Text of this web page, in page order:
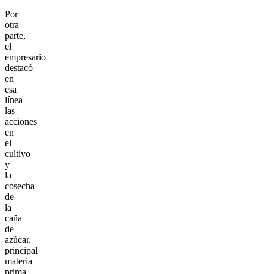
Por
otra
parte,
el
empresario
destacó
en
esa
línea
las
acciones
en
el
cultivo
y
la
cosecha
de
la
caña
de
azúcar,
principal
materia